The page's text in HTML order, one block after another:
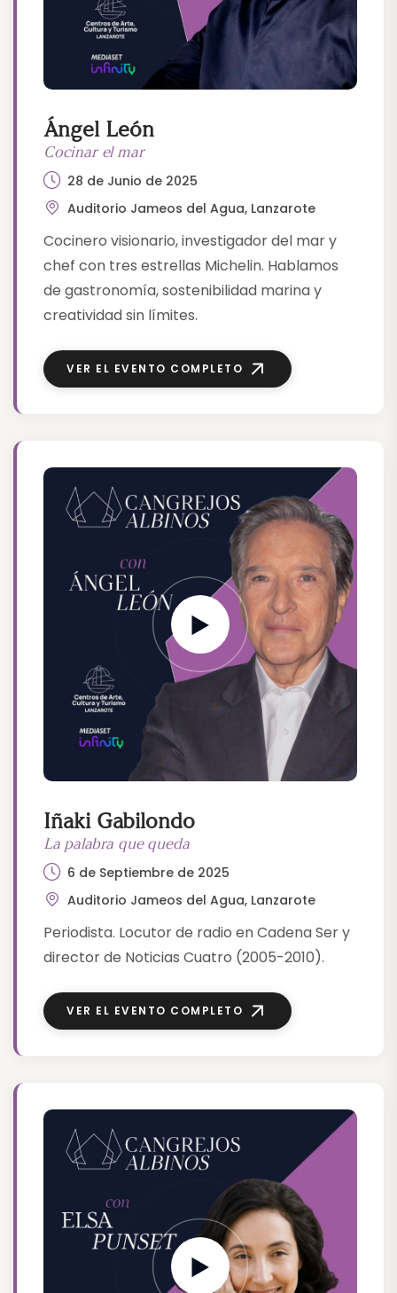
Ángel León
Cocinar el mar
28 de Junio de 2025
Auditorio Jameos del Agua, Lanzarote
Cocinero visionario, investigador del mar y
chef con tres estrellas Michelin. Hablamos
de gastronomía, sostenibilidad marina y
creatividad sin límites.
VER EL EVENTO COMPLETO
Iñaki Gabilondo
La palabra que queda
6 de Septiembre de 2025
Auditorio Jameos del Agua, Lanzarote
Periodista. Locutor de radio en Cadena Ser y
director de Noticias Cuatro (2005-2010).
VER EL EVENTO COMPLETO